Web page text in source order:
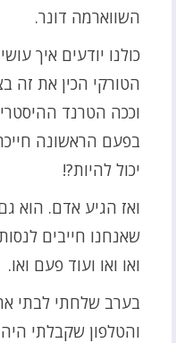
השווארמה דונר.
כולנו יודעים איך
הטורקי הכין את זה
וככה הטרנד
בפעם הראשונה
יכול להיות?!
ואז הגיע אדם. הוא
שאנחנו חייבים
ואו ואו ועוד פעם ואו.
בערב שלחתי לבתי
והטלפון שקבלתי